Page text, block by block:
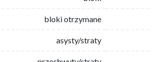
bloki otrzymane
asysty/straty